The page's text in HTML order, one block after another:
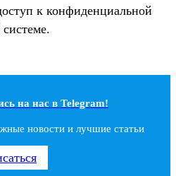
к конфиденциальной
на наc в Telegram!
новости и лучшие статьи